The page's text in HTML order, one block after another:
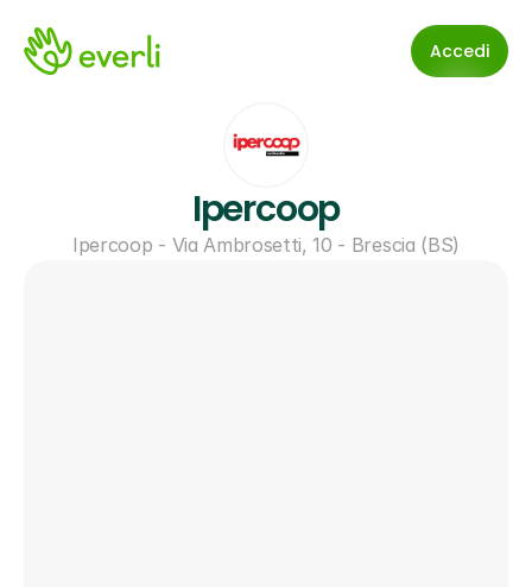
Accedi
Ipercoop
Ipercoop - Via Ambrosetti, 10 - Brescia (BS)